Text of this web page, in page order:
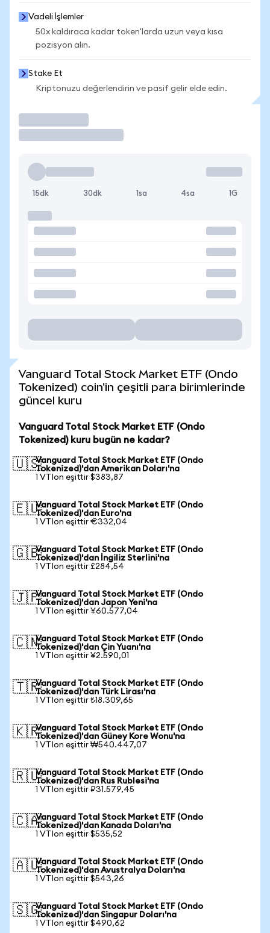
Vadeli İşlemler
50x kaldıraca kadar token'larda uzun veya kısa
pozisyon alın.
Stake Et
Kriptonuzu değerlendirin ve pasif gelir elde edin.
15dk 30dk 1sa 4sa 1G
Vanguard Total Stock Market ETF (Ondo
Tokenized) coin'in çeşitli para birimlerinde
güncel kuru
Vanguard Total Stock Market ETF (Ondo
Tokenized) kuru bugün ne kadar?
🇺🇸Vanguard Total Stock Market ETF (Ondo
Tokenized)'dan Amerikan Doları'na
1 VTIon eşittir $383,87
🇪🇺Vanguard Total Stock Market ETF (Ondo
Tokenized)'dan Euro'na
1 VTIon eşittir €332,04
🇬🇧Vanguard Total Stock Market ETF (Ondo
Tokenized)'dan İngiliz Sterlini'na
1 VTIon eşittir £284,54
🇯🇵Vanguard Total Stock Market ETF (Ondo
Tokenized)'dan Japon Yeni'na
1 VTIon eşittir ¥60.577,04
🇨🇳Vanguard Total Stock Market ETF (Ondo
Tokenized)'dan Çin Yuanı'na
1 VTIon eşittir ¥2.590,01
🇹🇷Vanguard Total Stock Market ETF (Ondo
Tokenized)'dan Türk Lirası'na
1 VTIon eşittir ₺18.309,65
🇰🇷Vanguard Total Stock Market ETF (Ondo
Tokenized)'dan Güney Kore Wonu'na
1 VTIon eşittir ₩540.447,07
🇷🇺Vanguard Total Stock Market ETF (Ondo
Tokenized)'dan Rus Rublesi'na
1 VTIon eşittir ₽31.579,45
🇨🇦Vanguard Total Stock Market ETF (Ondo
Tokenized)'dan Kanada Doları'na
1 VTIon eşittir $535,52
🇦🇺Vanguard Total Stock Market ETF (Ondo
Tokenized)'dan Avustralya Doları'na
1 VTIon eşittir $543,26
🇸🇬Vanguard Total Stock Market ETF (Ondo
Tokenized)'dan Singapur Doları'na
1 VTIon eşittir $490,62